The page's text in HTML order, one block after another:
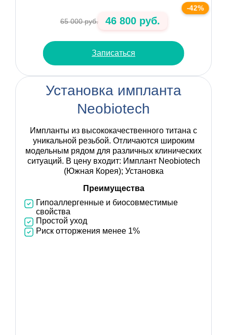
65 000 руб. 46 800 руб.
-42%
Записаться
Установка импланта
Neobiotech
Импланты из высококачественного титана с
уникальной резьбой. Отличаются широким
модельным рядом для различных клинических
ситуаций. В цену входит: Имплант Neobiotech
(Южная Корея); Установка
Преимущества
Гипоаллергенные и биосовместимые
свойства
Простой уход
Риск отторжения менее 1%